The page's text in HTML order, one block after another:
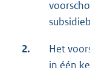
2.
Het
in één